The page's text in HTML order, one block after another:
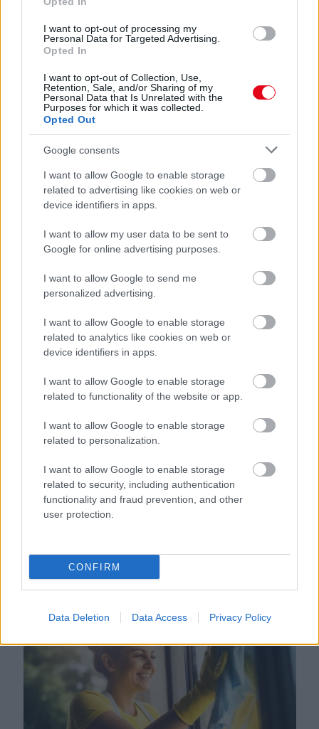
I want to opt-out of processing my
Personal Data for Targeted Advertising.
Opted In
I want to opt-out of Collection, Use,
Retention, Sale, and/or Sharing of my
Personal Data that Is Unrelated with the
Purposes for which it was collected.
Opted Out
Google consents
I want to allow Google to enable storage
related to advertising like cookies on web or
device identifiers in apps.
I want to allow my user data to be sent to
Google for online advertising purposes.
I want to allow Google to send me
personalized advertising.
I want to allow Google to enable storage
related to analytics like cookies on web or
device identifiers in apps.
I want to allow Google to enable storage
related to functionality of the website or app.
I want to allow Google to enable storage
related to personalization.
I want to allow Google to enable storage
related to security, including authentication
functionality and fraud prevention, and other
user protection.
CONFIRM
Data Deletion Data Access Privacy Policy
Egyre több embernél jelentkezik ez a hiányállapot – az
próbál figyelmeztetni
Orvos figyelmeztet: ezt az apró reggeli tünetet ne söpörd a